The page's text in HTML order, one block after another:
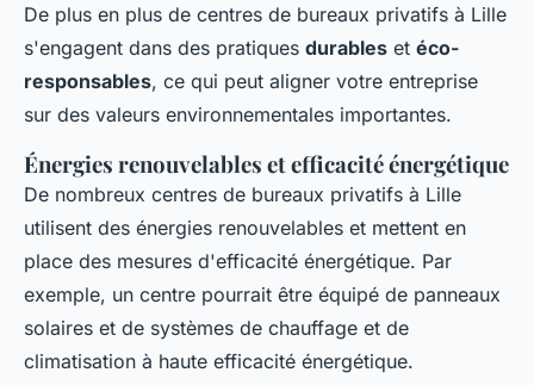
De plus en plus de centres de bureaux privatifs à Lille
s'engagent dans des pratiques durables et éco-
responsables, ce qui peut aligner votre entreprise
sur des valeurs environnementales importantes.
Énergies renouvelables et efficacité énergétique
De nombreux centres de bureaux privatifs à Lille
utilisent des énergies renouvelables et mettent en
place des mesures d'efficacité énergétique. Par
exemple, un centre pourrait être équipé de panneaux
solaires et de systèmes de chauffage et de
climatisation à haute efficacité énergétique.